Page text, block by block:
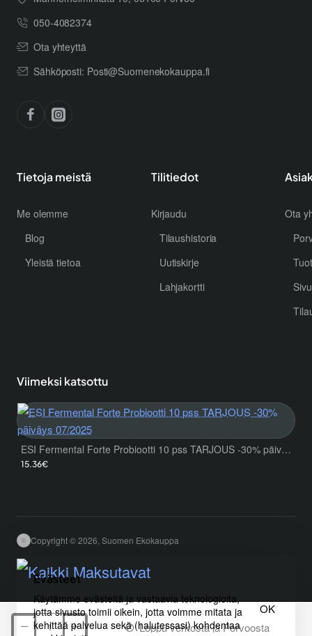
Evästeet
Käytämme evästeitä ja vastaavia teknologioita,
jotta sivusto toimii oikein, jotta voimme mitata ja
kehittää palvelua sekä (halutessasi) kohdentaa
OK
Loppu verkosta ja Porvoosta
050-4082374
Ota yhteyttä
Sähköposti: Posti@Suomenekokauppa.fi
Tietoja meistä
Me olemme
Blog
Yleistä tietoa
Tilitiedot
Kirjaudu
Tilaushistoria
Uutiskirje
Lahjakortti
Ota
Viimeksi katsottu
ESI Fermental Forte Probiootti 10 pss TARJOUS -30% päiväys 07/2025
15.36€
Copyright © 2026, Suomen Ekokauppa